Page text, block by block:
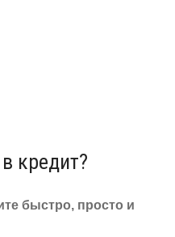
кредит?
быстро, просто и